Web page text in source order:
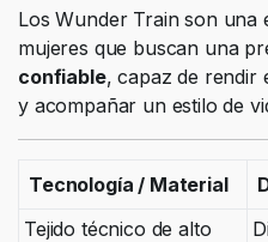
Los Wunder Train son una
mujeres que buscan una
confiable, capaz de rendir
y acompañar un estilo de
Tecnología / Material
Tejido técnico de alto